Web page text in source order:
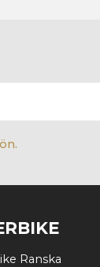
Ranska